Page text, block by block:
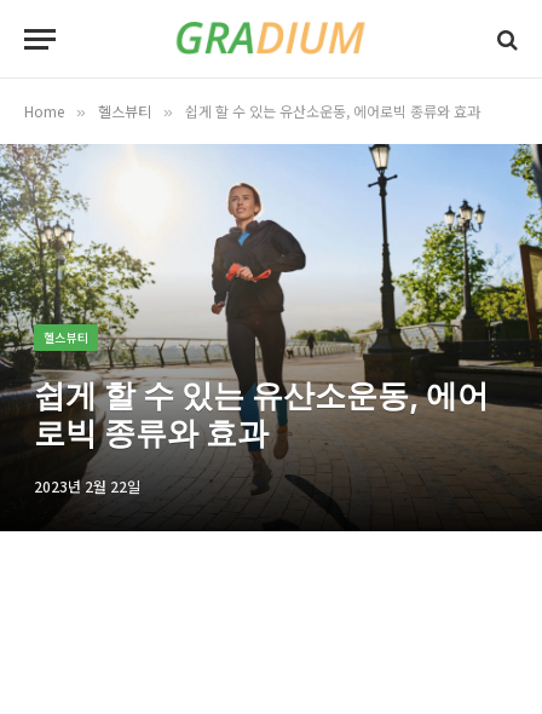
Home » 헬스뷰티 » 쉽게 할 수 있는 유산소운동, 에어로빅 종류와 효과
헬스뷰티
쉽게 할 수 있는 유산소운동, 에어
로빅 종류와 효과
2023년 2월 22일